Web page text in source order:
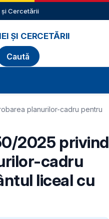
și Cercetării
ȘI CERCETĂRII
planurilor-cadru pentru
2025 privind
cadru
liceal cu